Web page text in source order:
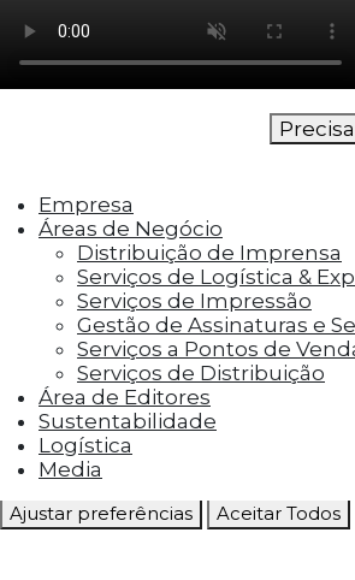
como os visitantes interagem
cookies ajudam a fornecer
as métricas do número de
rejeição, origem do tráfego,
funcionalidades, como
conteúdo do site em
media, coletar feedbacks e
terceiros.
Cookies Marketing
Os cookies de marketing são
entregar aos visitantes
personalizados com base nas
visitaram antes e analisar a
campanha publicitária.
Ajustar preferências Aceitar Todos
Empresa
Áreas de Negócio
Distribuição de Imprensa
Serviços de Logística &
Serviços de Impressão
Gestão de Assinaturas e
Serviços a Pontos de
Serviços de Distribuição
Área de Editores
Sustentabilidade
Logística
Media